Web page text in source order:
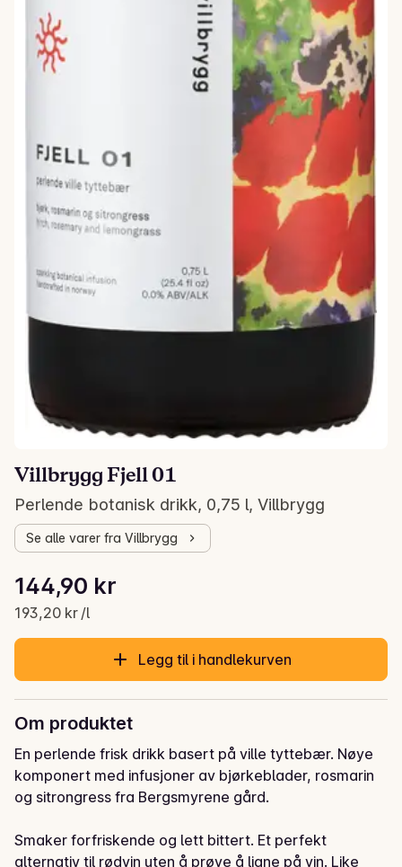
Villbrygg Fjell 01
Perlende botanisk drikk, 0,75 l, Villbrygg
Se alle varer fra Villbrygg
Gjeldende pris er: 144,90 kr
144,90 kr
193,20 kr /l
Stykkpris: 193,20 kr /l
Legg til i handlekurven
Om produktet
En perlende frisk drikk basert på ville tyttebær. Nøye
komponert med infusjoner av bjørkeblader, rosmarin
og sitrongress fra Bergsmyrene gård.
Smaker forfriskende og lett bittert. Et perfekt
alternativ til rødvin uten å prøve å ligne på vin. Like